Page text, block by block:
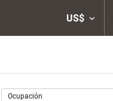
US$
Ocupación
Ocupación